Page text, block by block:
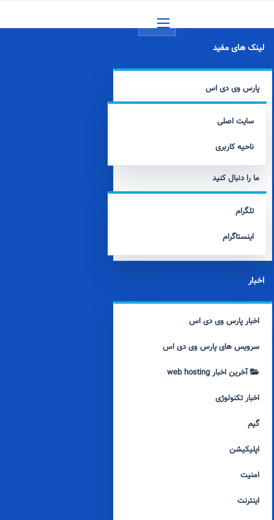
لینک های مفید
پارس وی دی اس
سایت اصلی
ناحیه کاربری
ما را دنبال کنید
تلگرام
اینستاگرام
اخبار
اخبار پارس وی دی اس
سرویس های پارس وی دی اس
آخرین اخبار web hosting
اخبار تکنولوژی
گیم
اپلیکیشن
امنیت
اینترنت